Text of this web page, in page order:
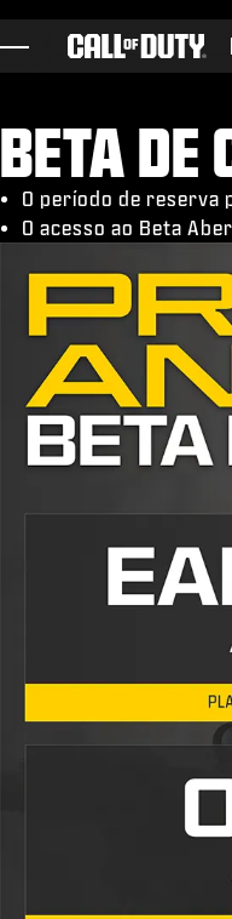
NOTÍCIAS
STORE
ESPORTS
SUPORTE
BETA DE
O período de reserva
O acesso ao Beta